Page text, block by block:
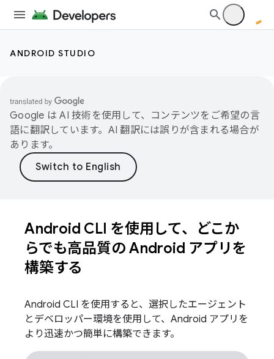
ANDROID STUDIO
Google は AI 技術を使用して、コンテンツをご希望の言
語に翻訳しています。AI 翻訳には誤りが含まれる場合が
あります。
Android CLI を使用して、どこか
らでも高品質の Android アプリを
構築する
Android CLI を使用すると、選択したエージェント
とデベロッパー環境を使用して、Android アプリを
より迅速かつ簡単に構築できます。